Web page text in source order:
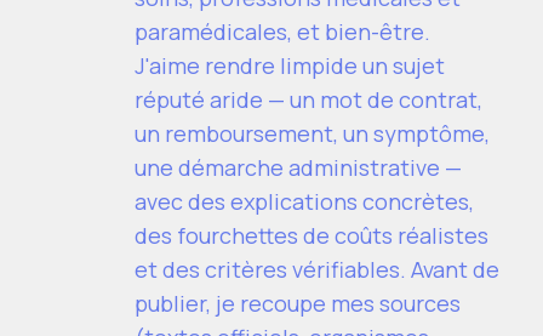
paramédicales, et bien-être.
J'aime rendre limpide un sujet
réputé aride — un mot de contrat,
un remboursement, un symptôme,
une démarche administrative —
avec des explications concrètes,
des fourchettes de coûts réalistes
et des critères vérifiables. Avant de
publier, je recoupe mes sources